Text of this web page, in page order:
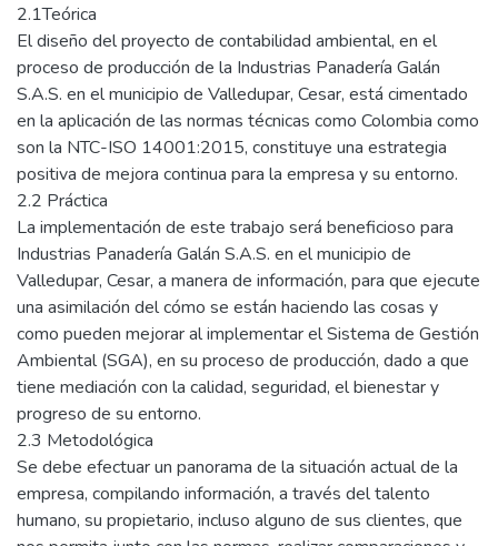
2.1Teórica
El diseño del proyecto de contabilidad ambiental, en el
proceso de producción de la Industrias Panadería Galán
S.A.S. en el municipio de Valledupar, Cesar, está cimentado
en la aplicación de las normas técnicas como Colombia como
son la NTC-ISO 14001:2015, constituye una estrategia
positiva de mejora continua para la empresa y su entorno.
2.2 Práctica
La implementación de este trabajo será beneficioso para
Industrias Panadería Galán S.A.S. en el municipio de
Valledupar, Cesar, a manera de información, para que ejecute
una asimilación del cómo se están haciendo las cosas y
como pueden mejorar al implementar el Sistema de Gestión
Ambiental (SGA), en su proceso de producción, dado a que
tiene mediación con la calidad, seguridad, el bienestar y
progreso de su entorno.
2.3 Metodológica
Se debe efectuar un panorama de la situación actual de la
empresa, compilando información, a través del talento
humano, su propietario, incluso alguno de sus clientes, que